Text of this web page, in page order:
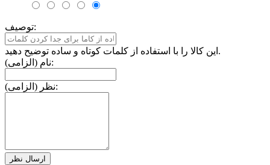
توصیف:
این کالا را با استفاده از کلمات کوتاه و ساده توضیح دهید.
نام (الزامی):
نظر (الزامی):